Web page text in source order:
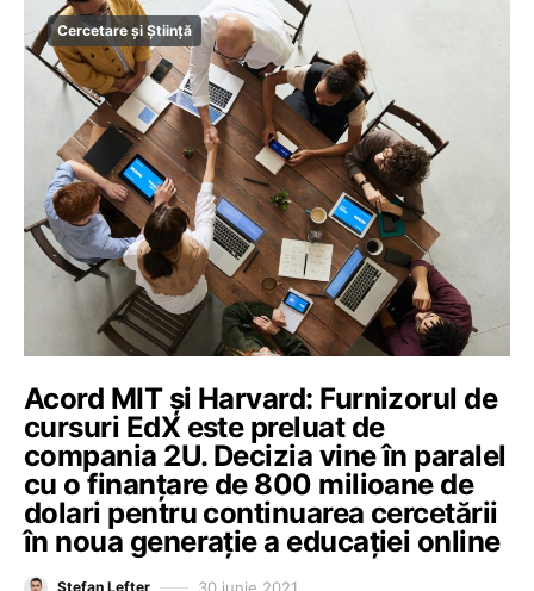
Cercetare și Știință
Acord MIT și Harvard: Furnizorul de
cursuri EdX este preluat de
compania 2U. Decizia vine în paralel
cu o finanțare de 800 milioane de
dolari pentru continuarea cercetării
în noua generație a educației online
Ștefan Lefter 30 iunie 2021